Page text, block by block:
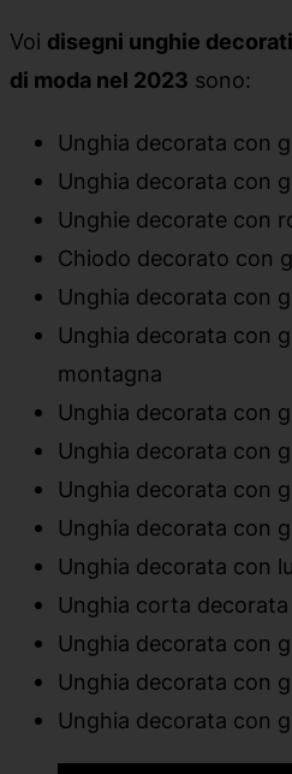
Voi disegni unghie
di moda nel 2023 sono:
Unghia decorata con
Unghia decorata con
Unghie decorate con
Chiodo decorato con
Unghia decorata con
Unghia decorata con
montagna
Unghia decorata con
Unghia decorata con
Unghia decorata con
Unghia decorata con
Unghia decorata con
Unghia corta
Unghia decorata con
Unghia decorata con
Unghia decorata con